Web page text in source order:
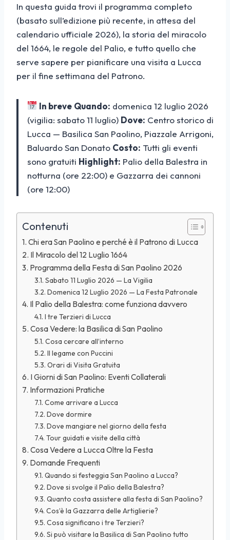
In questa guida trovi il programma completo
(basato sull’edizione più recente, in attesa del
calendario ufficiale 2026), la storia del miracolo
del 1664, le regole del Palio, e tutto quello che
serve sapere per pianificare una visita a Lucca
per il fine settimana del Patrono.
In breve Quando: domenica 12 luglio 2026
(vigilia: sabato 11 luglio) Dove: Centro storico di
Lucca — Basilica San Paolino, Piazzale Arrigoni,
Baluardo San Donato Costo: Tutti gli eventi
sono gratuiti Highlight: Palio della Balestra in
notturna (ore 22:00) e Gazzarra dei cannoni
(ore 12:00)
Contenuti
Chi era San Paolino e perché è il Patrono di Lucca
Il Miracolo del 12 Luglio 1664
Programma della Festa di San Paolino 2026
Sabato 11 Luglio 2026 — La Vigilia
Domenica 12 Luglio 2026 — La Festa Patronale
Il Palio della Balestra: come funziona davvero
I tre Terzieri di Lucca
Cosa Vedere: la Basilica di San Paolino
Cosa cercare all’interno
Il legame con Puccini
Orari di Visita Gratuita
I Giorni di San Paolino: Eventi Collaterali
Informazioni Pratiche
Come arrivare a Lucca
Dove dormire
Dove mangiare nel giorno della festa
Tour guidati e visite della città
Cosa Vedere a Lucca Oltre la Festa
Domande Frequenti
Quando si festeggia San Paolino a Lucca?
Dove si svolge il Palio della Balestra?
Quanto costa assistere alla festa di San Paolino?
Cos’è la Gazzarra delle Artiglierie?
Cosa significano i tre Terzieri?
Si può visitare la Basilica di San Paolino tutto